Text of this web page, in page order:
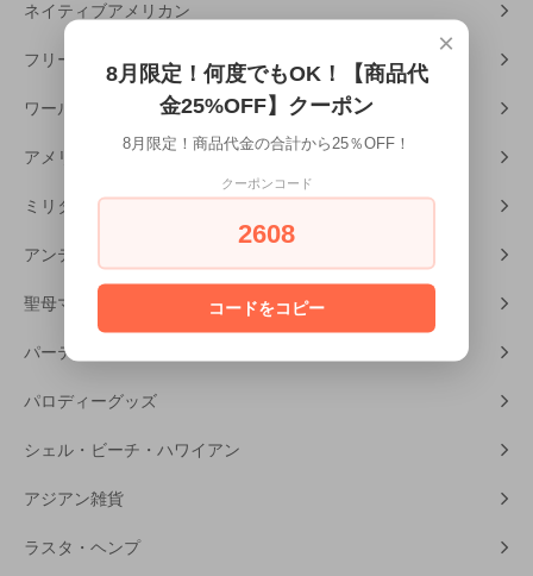
ネイティブアメリカン
フリーメーソン
ワールドカルチャー
アメリカンホラー
ミリタリーグッズ
アンティーク・レトロ雑貨
聖母マリア・キリスト
パーティーグッズ
パロディーグッズ
シェル・ビーチ・ハワイアン
アジアン雑貨
ラスタ・ヘンプ
×
8月限定！何度でもOK！【商品代
金25%OFF】クーポン
8月限定！商品代金の合計から25％OFF！
クーポンコード
2608
コードをコピー